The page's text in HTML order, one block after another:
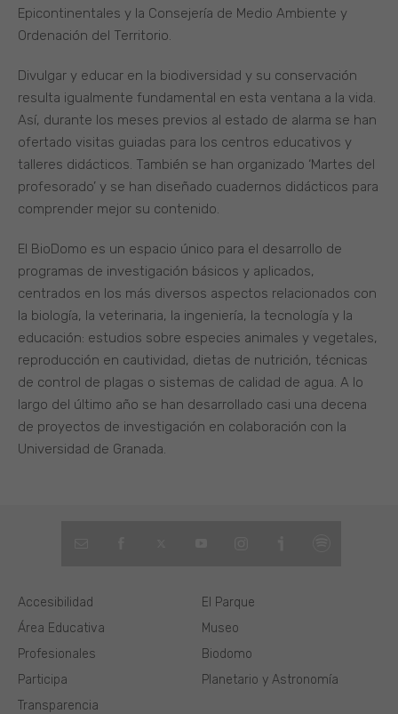
Epicontinentales y la Consejería de Medio Ambiente y
Ordenación del Territorio.
Divulgar y educar en la biodiversidad y su conservación
resulta igualmente fundamental en esta ventana a la vida.
Así, durante los meses previos al estado de alarma se han
ofertado visitas guiadas para los centros educativos y
talleres didácticos. También se han organizado ‘Martes del
profesorado’ y se han diseñado cuadernos didácticos para
comprender mejor su contenido.
El BioDomo es un espacio único para el desarrollo de
programas de investigación básicos y aplicados,
centrados en los más diversos aspectos relacionados con
la biología, la veterinaria, la ingeniería, la tecnología y la
educación: estudios sobre especies animales y vegetales,
reproducción en cautividad, dietas de nutrición, técnicas
de control de plagas o sistemas de calidad de agua. A lo
largo del último año se han desarrollado casi una decena
de proyectos de investigación en colaboración con la
Universidad de Granada.
El Parque
Museo
Biodomo
Planetario y Astronomía
Área Educativa
Profesionales
Participa
Transparencia
Accesibilidad